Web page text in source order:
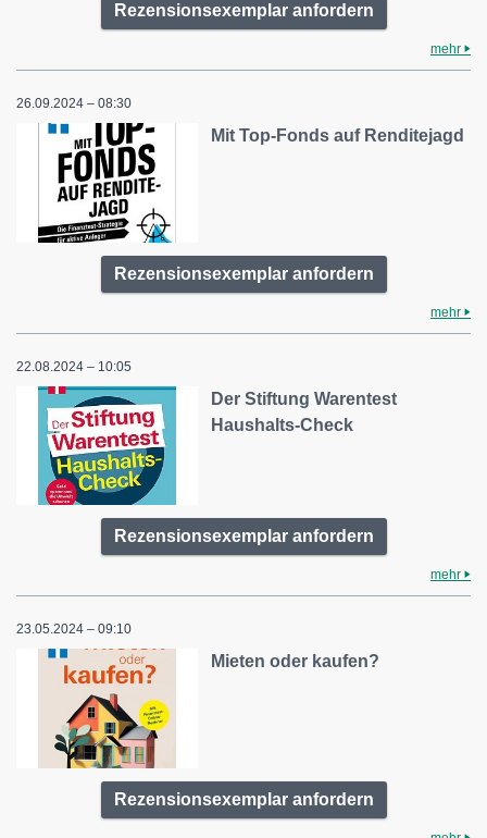
Rezensionsexemplar anfordern
mehr
26.09.2024 – 08:30
Mit Top-Fonds auf Renditejagd
Rezensionsexemplar anfordern
mehr
22.08.2024 – 10:05
Der Stiftung Warentest
Haushalts-Check
Rezensionsexemplar anfordern
mehr
23.05.2024 – 09:10
Mieten oder kaufen?
Rezensionsexemplar anfordern